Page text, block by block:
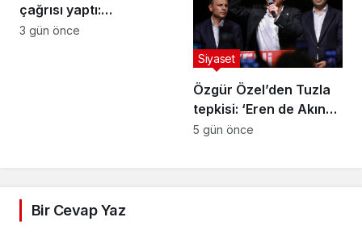
çağrısı yaptı:
Darbecilerden
3 gün önce
Özgür Özel’den Tuzla
tepkisi: ‘Eren de Akın
Gürlek de hesap
Siyaset
5 gün önce
Bir Cevap Yaz